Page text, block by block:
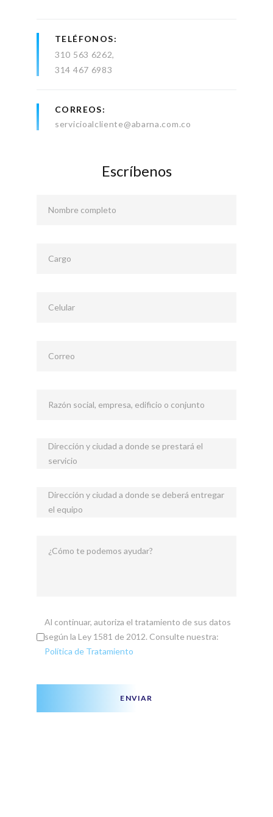
TELÉFONOS
310 563 6262
314 467 6983
CORREOS
servicioalcliente@abarna.com.co
Escríbenos
Nombre completo
Cargo
Celular
Correo
Razón social, empresa, edificio o conjunto
Dirección y ciudad a donde se prestará el
servicio
Dirección y ciudad a donde se deberá entregar
el equipo
¿Cómo te podemos ayudar?
Al continuar, autoriza el tratamiento de sus datos
según la Ley 1581 de 2012. Consulte nuestra:
Política de Tratamiento
ENVIAR